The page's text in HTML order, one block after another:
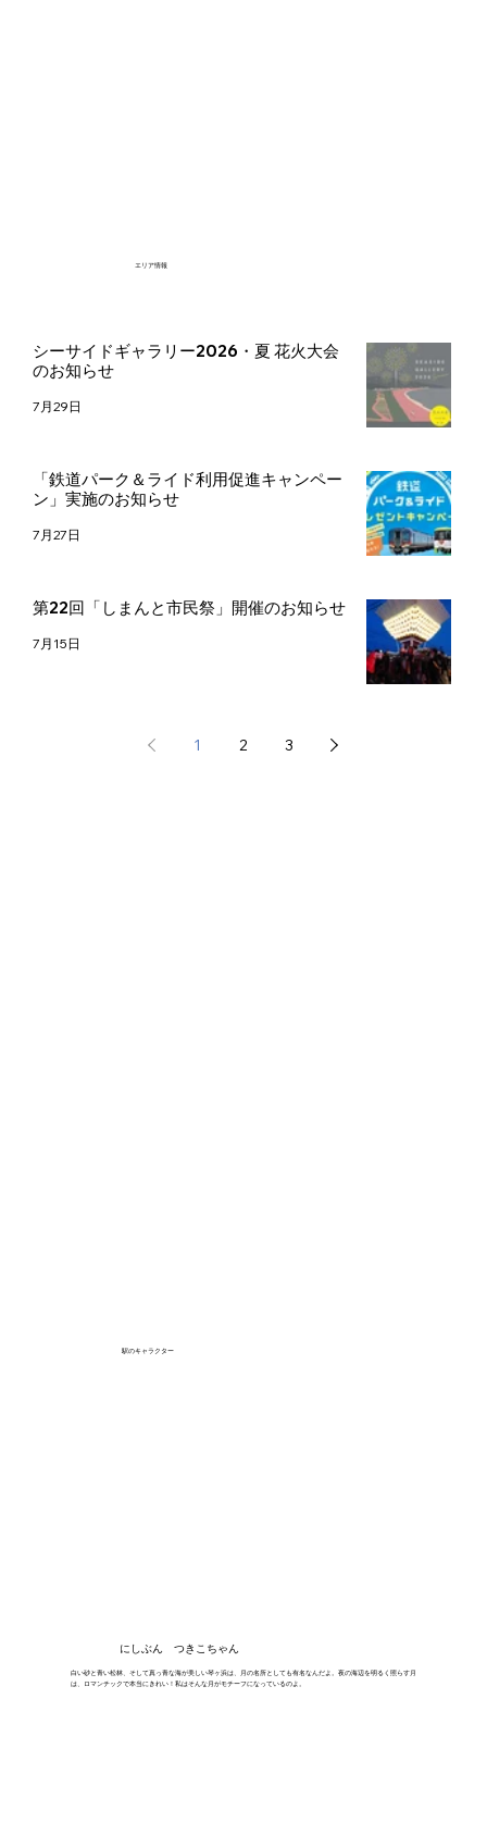
エリア情報
シーサイドギャラリー2026・夏 花火大会
のお知らせ
7月29日
「鉄道パーク＆ライド利用促進キャンペー
ン」実施のお知らせ
7月27日
第22回「しまんと市民祭」開催のお知らせ
7月15日
1 2 3
駅のキャラクター
にしぶん つきこちゃん
白い砂と青い松林、そして真っ青な海が美しい琴ヶ浜は、月の名所としても有名なんだよ。夜の海辺を明るく照らす月
は、ロマンチックで本当にきれい！私はそんな月がモチーフになっているのよ。